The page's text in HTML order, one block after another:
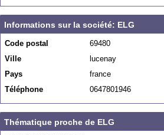
Informations sur la société: ELG
Code postal
69480
Ville
lucenay
Pays
france
Téléphone
0647801946
Thématique proche de ELG